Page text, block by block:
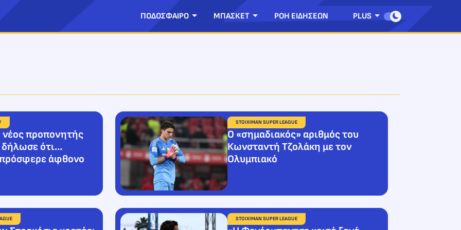
ΠΟΔΟΣΦΑΙΡΟ ΜΠΑΣΚΕΤ ΡΟΗ ΕΙΔΗΣΕΩΝ PLUS
νέος προπονητής
δήλωσε ότι…
πρόσφερε άφθονο
STOIXIMAN SUPER LEAGUE
Ο «σημαδιακός» αριθμός του
Κωνσταντή Τζολάκη με τον
Ολυμπιακό
STOIXIMAN SUPER LEAGUE